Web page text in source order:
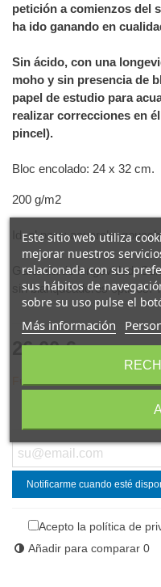
petición a comienzos del
ha ido ganando en
Sin ácido, con una
moho y sin presencia de
papel de estudio para
realizar correcciones en
pincel).
Bloc encolado: 24 x 32 cm.
200 g/m2
Ideal para: acuarela,
Garantía de longevidad.
sin blanqueadores ópticos.
26,00 €
Código
Notificarme cuando esté
Acepto la política de
Añadir para comparar 0
Este sitio web utiliza
mejorar nuestros
relacionada con sus
sus hábitos de
sobre su uso pulse el
Más información